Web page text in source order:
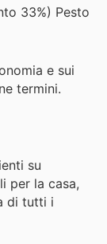
33%) Pesto
e sui
termini.
su
per la casa,
di tutti i